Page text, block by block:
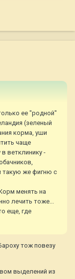
ее "родной"
(зеленый
корма, уши
чаще
ветклинику -
такую же фигню с
менять на
лечить тоже...
еще, где
тож повезу
выделений из